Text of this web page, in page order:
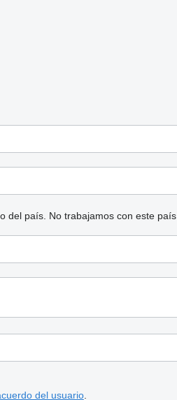
del país. No trabajamos con este país
del usuario.